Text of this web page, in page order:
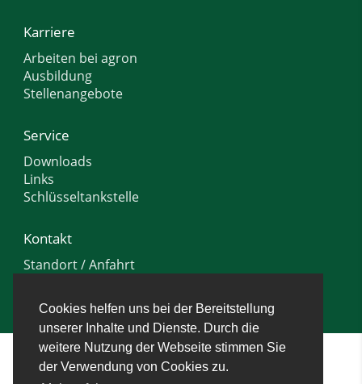
Cookies helfen uns bei der Bereitstellung
unserer Inhalte und Dienste. Durch die
weitere Nutzung der Webseite stimmen Sie
der Verwendung von Cookies zu.
Karriere
Arbeiten bei agron
Ausbildung
Stellenangebote
Service
Downloads
Links
Schlüsseltankstelle
Kontakt
Standort / Anfahrt
Anfrage
Copyright © 2026 agron GmbH & Co. KG